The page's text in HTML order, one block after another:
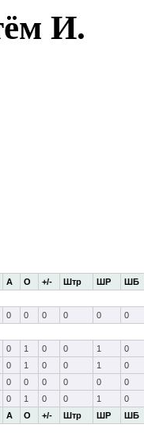
И.
А О +/- Штр ШР ШБ
А О +/- Штр ШР ШБ
0 0 0 0 0
0
0 1 0 0 1
0
0 1 0 0 1
0
0 0 0 0 0
0
0 1 0 0 1 0